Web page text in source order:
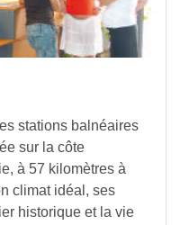
stations balnéaires
sur la côte
à 57 kilomètres à
climat idéal, ses
historique et la vie